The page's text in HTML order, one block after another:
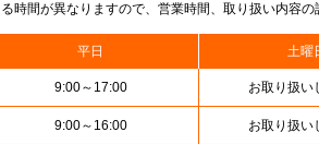
時間が異なりますので、営業時間、取り扱い内容の
平日 土曜
9:00～17:00 お取り扱い
9:00～16:00 お取り扱い